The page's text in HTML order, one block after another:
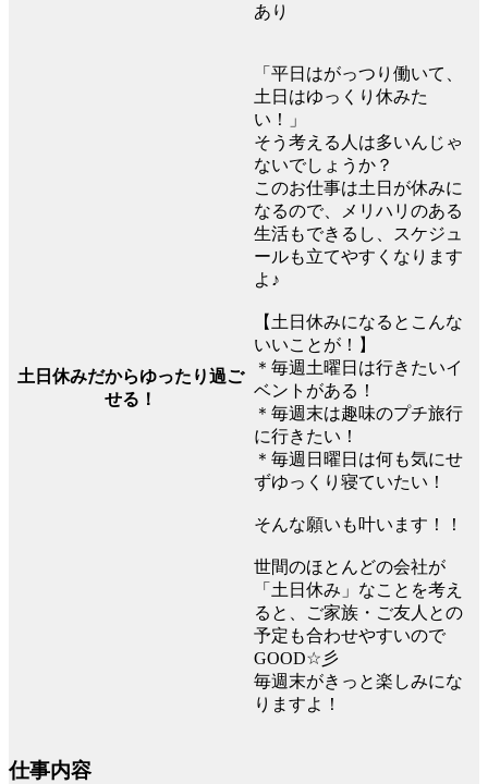
あり
土日休みだからゆったり過ご
せる！
「平日はがっつり働いて、
土日はゆっくり休みた
い！」
そう考える人は多いんじゃ
ないでしょうか？
このお仕事は土日が休みに
なるので、メリハリのある
生活もできるし、スケジュ
ールも立てやすくなります
よ♪
【土日休みになるとこんな
いいことが！】
＊毎週土曜日は行きたいイ
ベントがある！
＊毎週末は趣味のプチ旅行
に行きたい！
＊毎週日曜日は何も気にせ
ずゆっくり寝ていたい！
そんな願いも叶います！！
世間のほとんどの会社が
「土日休み」なことを考え
ると、ご家族・ご友人との
予定も合わせやすいので
GOOD☆彡
毎週末がきっと楽しみにな
りますよ！
仕事内容